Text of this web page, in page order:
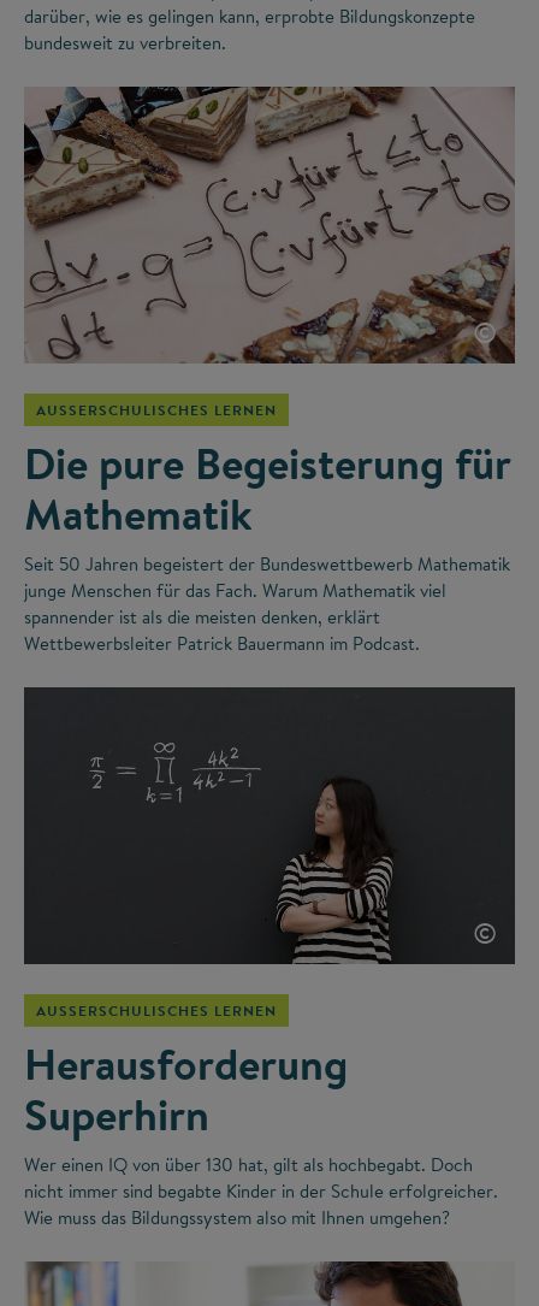
darüber, wie es gelingen kann, erprobte Bildungskonzepte
bundesweit zu verbreiten.
©
AUSSERSCHULISCHES LERNEN
Die pure Begeisterung für
Mathematik
Seit 50 Jahren begeistert der Bundeswettbewerb Mathematik
junge Menschen für das Fach. Warum Mathematik viel
spannender ist als die meisten denken, erklärt
Wettbewerbsleiter Patrick Bauermann im Podcast.
©
AUSSERSCHULISCHES LERNEN
Herausforderung
Superhirn
Wer einen IQ von über 130 hat, gilt als hochbegabt. Doch
nicht immer sind begabte Kinder in der Schule erfolgreicher.
Wie muss das Bildungssystem also mit Ihnen umgehen?